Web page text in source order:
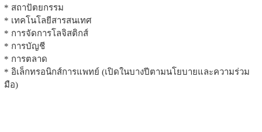
* สถาปัตยกรรม
* เทคโนโลยีสารสนเทศ
* การจัดการโลจิสติกส์
* การบัญชี
* การตลาด
* อิเล็กทรอนิกส์การแพทย์ (เปิดในบางปีตามนโยบายและความร่วม
มือ)